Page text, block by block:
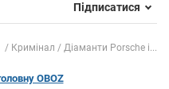
Підписатися
Кримінал Діаманти Porsche і...
OBOZ